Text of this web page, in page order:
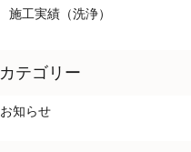
施工実績（洗浄）
お知らせ